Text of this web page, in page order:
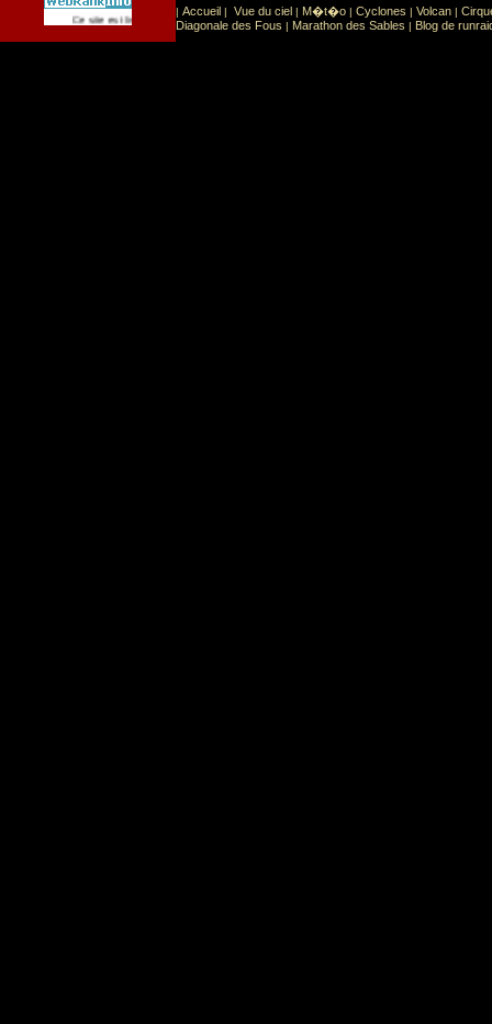
Ce site est list� dans la cat�gorie Sport Sports extr�mes
| Accueil | Vue du ciel | M�t�o | Cyclones | Volcan |
Diagonale des Fous | Marathon des Sables | Blog de